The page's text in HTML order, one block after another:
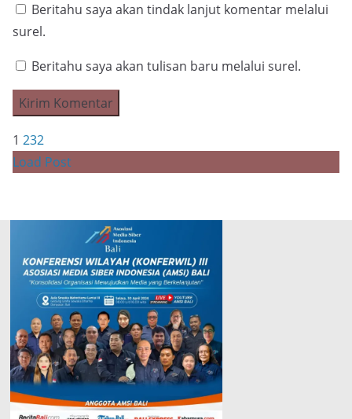
Beritahu saya akan tindak lanjut komentar melalui
surel.
Beritahu saya akan tulisan baru melalui surel.
1 232
Load Post